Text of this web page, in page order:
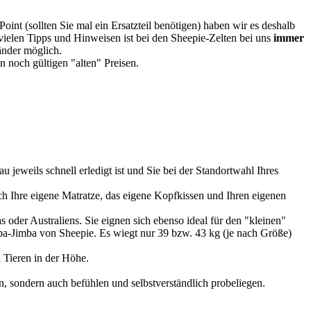
(sollten Sie mal ein Ersatzteil benötigen) haben wir es deshalb
Tipps und Hinweisen ist bei den Sheepie-Zelten bei uns immer
möglich.
noch gültigen "alten" Preisen.
jeweils schnell erledigt ist und Sie bei der Standortwahl Ihres
eigene Matratze, das eigene Kopfkissen und Ihren eigenen
oder Australiens. Sie eignen sich ebenso ideal für den "kleinen"
Jimba von Sheepie. Es wiegt nur 39 bzw. 43 kg (je nach Größe)
in der Höhe.
sondern auch befühlen und selbstverständlich probeliegen.